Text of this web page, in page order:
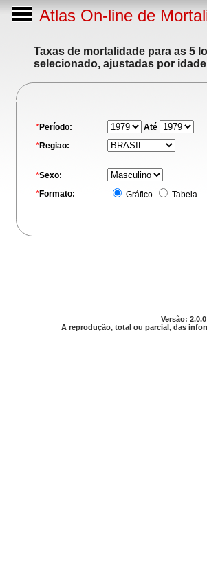
Atlas On-line de
Taxas de mortalidade para as 5
selecionado, ajustadas por
*Período:
Até
*Regiao:
*Sexo:
*Formato: Gráfico Tabela
Versão:
A reprodução, total ou parcial, das